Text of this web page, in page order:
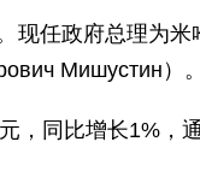
现任政府总理为米
Мишустин）。
，同比增长1%，